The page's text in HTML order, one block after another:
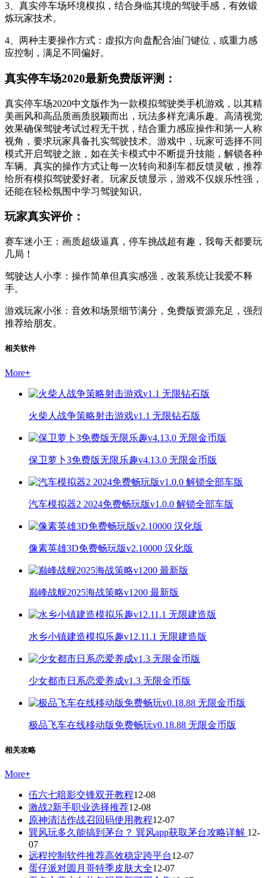
3、真实停车场环境模拟，结合身临其境的驾驶手感，有效锻
炼玩家技术。
4、两种主要操作方式：虚拟方向盘配合油门键位，或重力感
应控制，满足不同偏好。
真实停车场2020最新免费版评测：
真实停车场2020中文版作为一款模拟驾驶类手机游戏，以其精
美画风和高品质画质脱颖而出，玩法多样充满乐趣。高清视觉
效果确保驾驶考试过程无干扰，结合重力感应操作和第一人称
视角，要求玩家具备扎实驾驶技术。游戏中，玩家可选择不同
模式开启驾驶之旅，如在关卡模式中不断提升技能，解锁各种
车辆。真实的操作方式让每一次转向和刹车都反馈灵敏，推荐
给所有模拟驾驶爱好者。玩家反馈显示，游戏不仅娱乐性强，
还能在轻松氛围中学习驾驶知识。
玩家真实评价：
赛车迷小王：画质超级逼真，停车挑战超有趣，我每天都要玩
几局！
驾驶达人小李：操作简单但真实感强，改装系统让我爱不释
手。
游戏玩家小张：音效和场景细节满分，免费版资源充足，强烈
推荐给朋友。
相关软件
More+
火柴人战争策略射击游戏v1.1 无限钻石版
保卫萝卜3免费版无限乐趣v4.13.0 无限金币版
汽车模拟器2 2024免费畅玩版v1.0.0 解锁全部车版
像素英雄3D免费畅玩版v2.10000 汉化版
巅峰战舰2025海战策略v1200 最新版
水乡小镇建造模拟乐趣v12.11.1 无限建造版
少女都市日系恋爱养成v1.3 无限金币版
极品飞车在线移动版免费畅玩v0.18.88 无限金币版
相关攻略
More+
伍六七暗影交锋双开教程12-08
激战2新手职业选择推荐12-08
原神清洁作战召回码使用教程12-07
巽风玩多久能搞到茅台？ 巽风app获取茅台攻略详解 12-
07
远程控制软件推荐高效稳定跨平台12-07
蛋仔派对圆月哥特季皮肤大全12-07